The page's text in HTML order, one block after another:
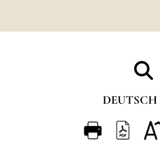
DEUTSCH
FRANÇAIS